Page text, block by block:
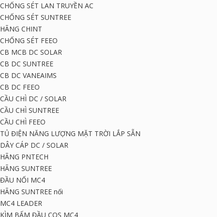
CHỐNG SÉT LAN TRUYỀN AC
CHỐNG SÉT SUNTREE
HÃNG CHINT
CHỐNG SÉT FEEO
CB MCB DC SOLAR
CB DC SUNTREE
CB DC VANEAIMS
CB DC FEEO
CẦU CHÌ DC / SOLAR
CẦU CHÌ SUNTREE
CẦU CHÌ FEEO
TỦ ĐIỆN NĂNG LƯỢNG MẶT TRỜI LẮP SẴN
DÂY CÁP DC / SOLAR
HÃNG PNTECH
HÃNG SUNTREE
ĐẦU NỐI MC4
HÃNG SUNTREE nối
MC4 LEADER
KÌM BẤM ĐẦU COS MC4